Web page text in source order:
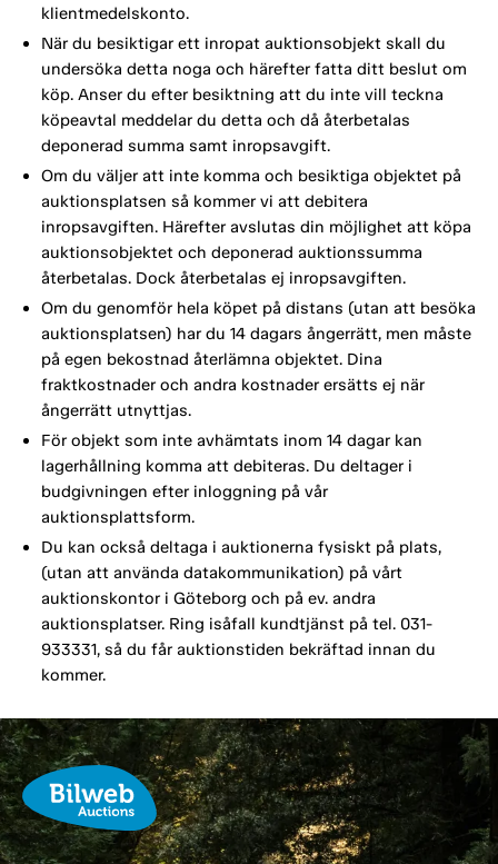
klientmedelskonto.
När du besiktigar ett inropat auktionsobjekt skall du
undersöka detta noga och härefter fatta ditt beslut om
köp. Anser du efter besiktning att du inte vill teckna
köpeavtal meddelar du detta och då återbetalas
deponerad summa samt inropsavgift.
Om du väljer att inte komma och besiktiga objektet på
auktionsplatsen så kommer vi att debitera
inropsavgiften. Härefter avslutas din möjlighet att köpa
auktionsobjektet och deponerad auktionssumma
återbetalas. Dock återbetalas ej inropsavgiften.
Om du genomför hela köpet på distans (utan att besöka
auktionsplatsen) har du 14 dagars ångerrätt, men måste
på egen bekostnad återlämna objektet. Dina
fraktkostnader och andra kostnader ersätts ej när
ångerrätt utnyttjas.
För objekt som inte avhämtats inom 14 dagar kan
lagerhållning komma att debiteras. Du deltager i
budgivningen efter inloggning på vår
auktionsplattsform.
Du kan också deltaga i auktionerna fysiskt på plats,
(utan att använda datakommunikation) på vårt
auktionskontor i Göteborg och på ev. andra
auktionsplatser. Ring isåfall kundtjänst på tel. 031-
933331, så du får auktionstiden bekräftad innan du
kommer.